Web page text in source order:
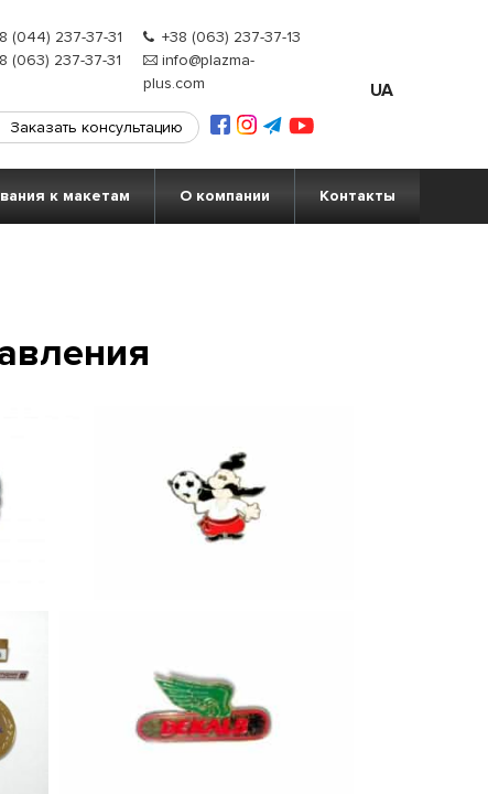
(044) 237-37-31
+38 (063) 237-37-13
(063) 237-37-31
info@plazma-
plus.com
Заказать консультацию
UA
к макетам О компании Контакты